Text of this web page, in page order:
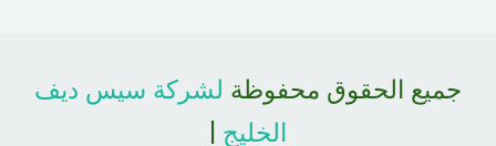
جميع الحقوق محفوظة لشركة سيس ديف
الخليج |